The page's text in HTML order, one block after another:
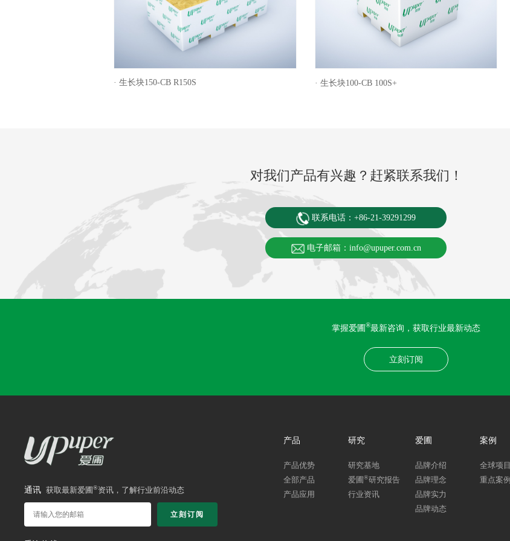
· 生长块150-CB R150S · 生长块100-CB 100S+
对我们产品有兴趣？赶紧联系我们！
联系电话：+86-21-39291299
电子邮箱：info@upuper.com.cn
掌握爱圃®最新咨询，获取行业最新动态
立刻订阅
通讯 获取最新爱圃®资讯，了解行业前沿动态
立刻订阅
产品
产品优势
全部产品
产品应用
研究
研究基地
爱圃®研究报告
行业资讯
爱圃
品牌介绍
品牌理念
品牌实力
品牌动态
案例
全球项目
重点案例